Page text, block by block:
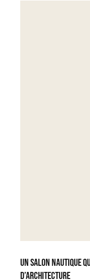
Un salon nautique
d’architecture